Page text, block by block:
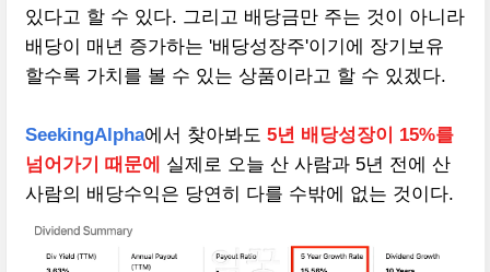
있다고 할 수 있다. 그리고 배당금만 주는 것이 아니라
배당이 매년 증가하는 '배당성장주'이기에 장기보유
할수록 가치를 볼 수 있는 상품이라고 할 수 있겠다.
SeekingAlpha에서 찾아봐도 5년 배당성장이 15%를
넘어가기 때문에
실제로 오늘 산 사람과 5년 전에 산
사람의 배당수익은 당연히 다를 수밖에 없는 것이다.